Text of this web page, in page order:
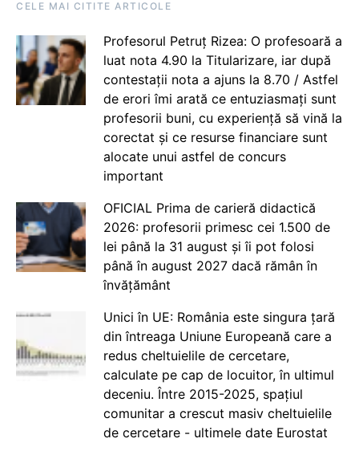
CELE MAI CITITE ARTICOLE
Profesorul Petruț Rizea: O profesoară a
luat nota 4.90 la Titularizare, iar după
contestații nota a ajuns la 8.70 / Astfel
de erori îmi arată ce entuziasmați sunt
profesorii buni, cu experiență să vină la
corectat și ce resurse financiare sunt
alocate unui astfel de concurs
important
OFICIAL Prima de carieră didactică
2026: profesorii primesc cei 1.500 de
lei până la 31 august și îi pot folosi
până în august 2027 dacă rămân în
învățământ
Unici în UE: România este singura țară
din întreaga Uniune Europeană care a
redus cheltuielile de cercetare,
calculate pe cap de locuitor, în ultimul
deceniu. Între 2015-2025, spațiul
comunitar a crescut masiv cheltuielile
de cercetare - ultimele date Eurostat